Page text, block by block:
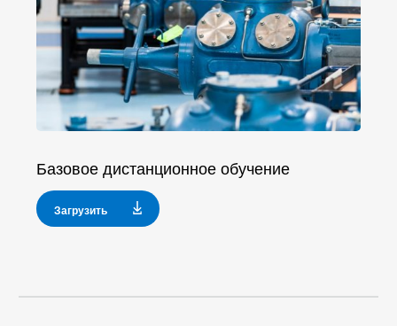
Базовое дистанционное обучение
Загрузить